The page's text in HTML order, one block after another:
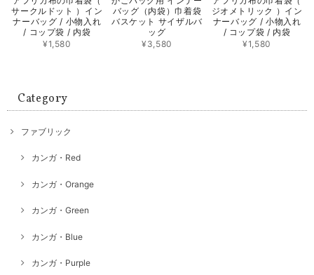
サークルドット ）イン
ナーバッグ / 小物入れ
/ コップ袋 / 内袋
¥1,580
バッグ（内袋）巾着袋
バスケット サイザルバ
ッグ
¥3,580
ジオメトリック ）イン
ナーバッグ / 小物入れ
/ コップ袋 / 内袋
¥1,580
Category
ファブリック
カンガ・Red
カンガ・Orange
カンガ・Green
カンガ・Blue
カンガ・Purple